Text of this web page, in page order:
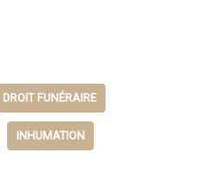
DROIT FUNÉRAIRE
INHUMATION